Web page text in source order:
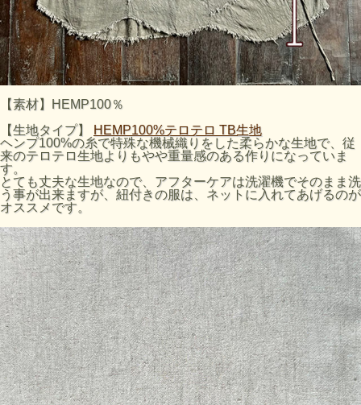
【素材】HEMP100％
【生地タイプ】
HEMP100%テロテロ TB生地
ヘンプ100%の糸で特殊な機械織りをした柔らかな生地で、従
来のテロテロ生地よりもやや重量感のある作りになっていま
す。
とても丈夫な生地なので、アフターケアは洗濯機でそのまま洗
う事が出来ますが、紐付きの服は、ネットに入れてあげるのが
オススメです。